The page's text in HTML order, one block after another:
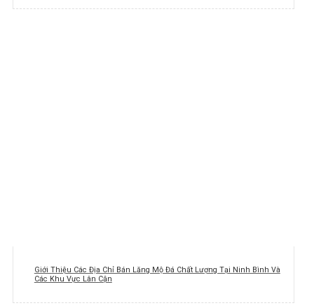
Giới Thiệu Các Địa Chỉ Bán Lăng Mộ Đá Chất Lượng Tại Ninh Bình Và
Các Khu Vực Lân Cận